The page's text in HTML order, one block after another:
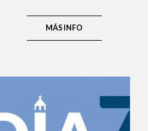
MÁS INFO